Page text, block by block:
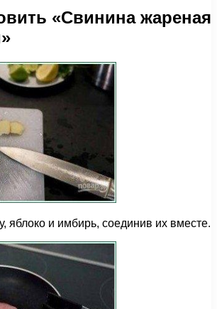
«Свинина жареная
яблоко и имбирь, соединив их вместе.